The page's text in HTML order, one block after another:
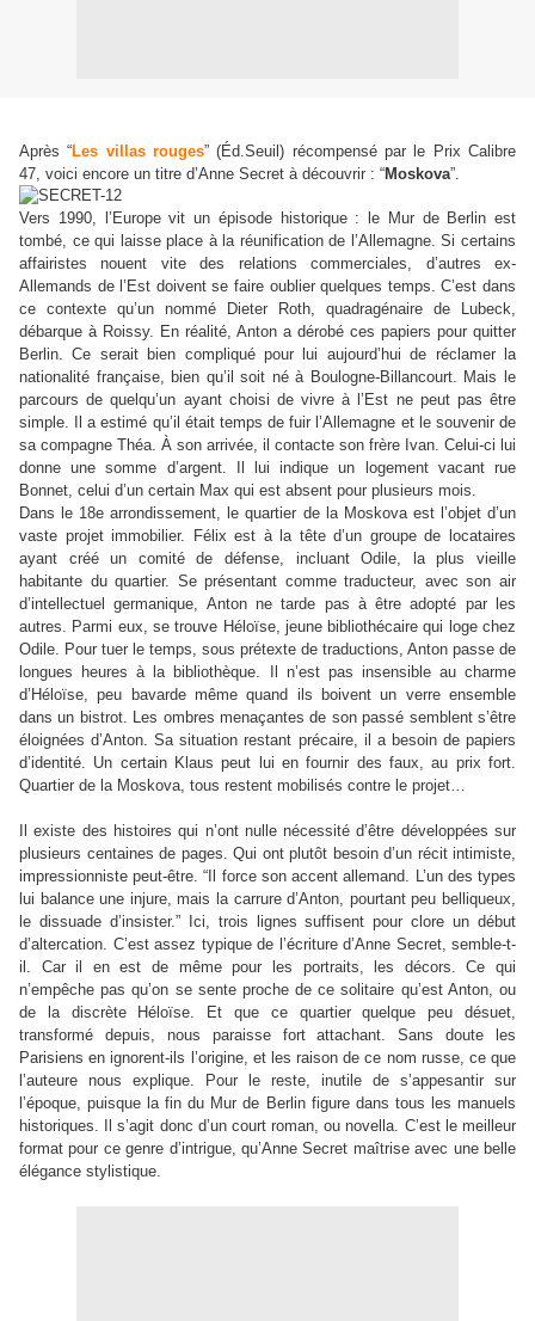
Après “Les villas rouges” (Éd.Seuil) récompensé par le Prix Calibre
47, voici encore un titre d’Anne Secret à découvrir : “Moskova”.
Vers 1990, l’Europe vit un épisode historique : le Mur de Berlin est
tombé, ce qui laisse place à la réunification de l’Allemagne. Si certains
affairistes nouent vite des relations commerciales, d’autres ex-
Allemands de l’Est doivent se faire oublier quelques temps. C’est dans
ce contexte qu’un nommé Dieter Roth, quadragénaire de Lubeck,
débarque à Roissy. En réalité, Anton a dérobé ces papiers pour quitter
Berlin. Ce serait bien compliqué pour lui aujourd’hui de réclamer la
nationalité française, bien qu’il soit né à Boulogne-Billancourt. Mais le
parcours de quelqu’un ayant choisi de vivre à l’Est ne peut pas être
simple. Il a estimé qu’il était temps de fuir l’Allemagne et le souvenir de
sa compagne Théa. À son arrivée, il contacte son frère Ivan. Celui-ci lui
donne une somme d’argent. Il lui indique un logement vacant rue
Bonnet, celui d’un certain Max qui est absent pour plusieurs mois.
Dans le 18e arrondissement, le quartier de la Moskova est l’objet d’un
vaste projet immobilier. Félix est à la tête d’un groupe de locataires
ayant créé un comité de défense, incluant Odile, la plus vieille
habitante du quartier. Se présentant comme traducteur, avec son air
d’intellectuel germanique, Anton ne tarde pas à être adopté par les
autres. Parmi eux, se trouve Héloïse, jeune bibliothécaire qui loge chez
Odile. Pour tuer le temps, sous prétexte de traductions, Anton passe de
longues heures à la bibliothèque. Il n’est pas insensible au charme
d’Héloïse, peu bavarde même quand ils boivent un verre ensemble
dans un bistrot. Les ombres menaçantes de son passé semblent s’être
éloignées d’Anton. Sa situation restant précaire, il a besoin de papiers
d’identité. Un certain Klaus peut lui en fournir des faux, au prix fort.
Quartier de la Moskova, tous restent mobilisés contre le projet…
Il existe des histoires qui n’ont nulle nécessité d’être développées sur
plusieurs centaines de pages. Qui ont plutôt besoin d’un récit intimiste,
impressionniste peut-être.“ Il force son accent allemand. L’un des types
lui balance une injure, mais la carrure d’Anton, pourtant peu belliqueux,
le dissuade d’insister.”Ici, trois lignes suffisent pour clore un début
d’altercation. C’est assez typique de l’écriture d’Anne Secret, semble-t-
il. Car il en est de même pour les portraits, les décors. Ce qui
n’empêche pas qu’on se sente proche de ce solitaire qu’est Anton, ou
de la discrète Héloïse. Et que ce quartier quelque peu désuet,
transformé depuis, nous paraisse fort attachant. Sans doute les
Parisiens en ignorent-ils l’origine, et les raison de ce nom russe, ce que
l’auteure nous explique. Pour le reste, inutile de s’appesantir sur
l’époque, puisque la fin du Mur de Berlin figure dans tous les manuels
historiques. Il s’agit donc d’un court roman, ou novella. C’est le meilleur
format pour ce genre d’intrigue, qu’Anne Secret maîtrise avec une belle
élégance stylistique.